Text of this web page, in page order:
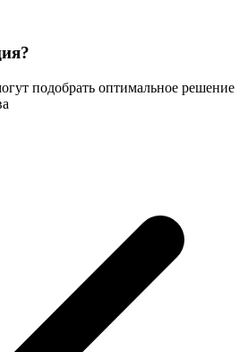
подобрать оптимальное решение